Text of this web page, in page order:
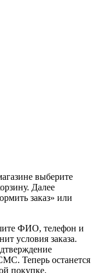
выберите
Далее
заказ» или
ФИО, телефон и
условия заказа.
Теперь останется
покупке.